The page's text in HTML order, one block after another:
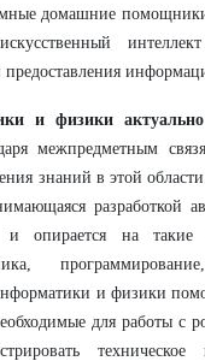
домашние
и физики
межпредметным
знаний в этой
разработкой
и опирается на
и физики
для работы с
техническое